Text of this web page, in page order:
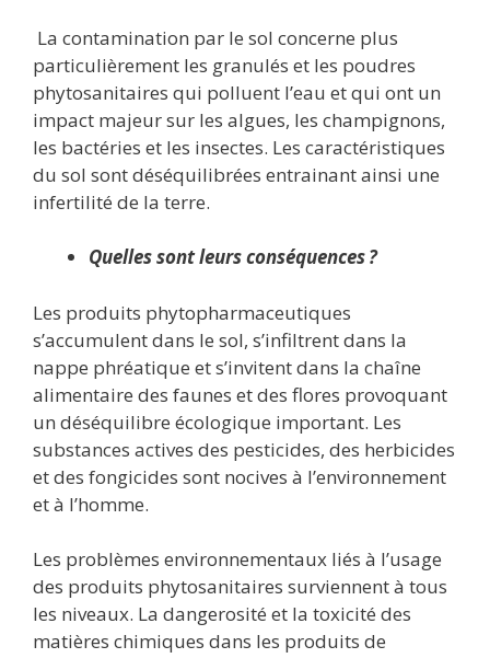
La contamination par le sol concerne plus
particulièrement les granulés et les poudres
phytosanitaires qui polluent l’eau et qui ont un
impact majeur sur les algues, les champignons,
les bactéries et les insectes. Les caractéristiques
du sol sont déséquilibrées entrainant ainsi une
infertilité de la terre.
Quelles sont leurs conséquences ?
Les produits phytopharmaceutiques
s’accumulent dans le sol, s’infiltrent dans la
nappe phréatique et s’invitent dans la chaîne
alimentaire des faunes et des flores provoquant
un déséquilibre écologique important. Les
substances actives des pesticides, des herbicides
et des fongicides sont nocives à l’environnement
et à l’homme.
Les problèmes environnementaux liés à l’usage
des produits phytosanitaires surviennent à tous
les niveaux. La dangerosité et la toxicité des
matières chimiques dans les produits de